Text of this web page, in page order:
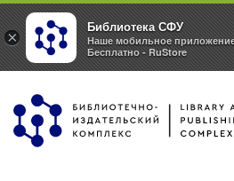
Перейти
основному
×
Библиотека СФУ
Наше мобильное
Бесплатно - RuStore